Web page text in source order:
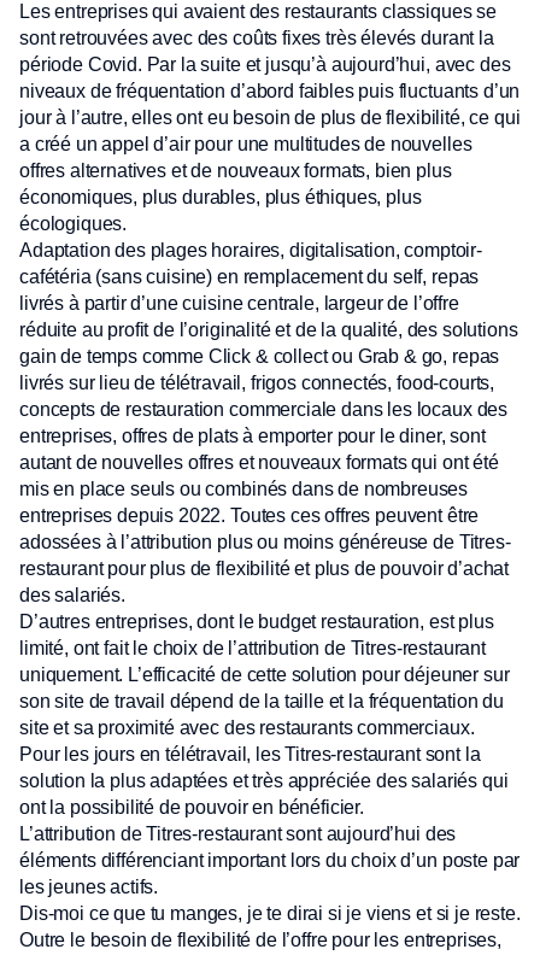
Les entreprises qui avaient des restaurants classiques se
sont retrouvées avec des coûts fixes très élevés durant la
période Covid. Par la suite et jusqu’à aujourd’hui, avec des
niveaux de fréquentation d’abord faibles puis fluctuants d’un
jour à l’autre, elles ont eu besoin de plus de flexibilité, ce qui
a créé un appel d’air pour une multitudes de nouvelles
offres alternatives et de nouveaux formats, bien plus
économiques, plus durables, plus éthiques, plus
écologiques.
Adaptation des plages horaires, digitalisation, comptoir-
cafétéria (sans cuisine) en remplacement du self, repas
livrés à partir d’une cuisine centrale, largeur de l’offre
réduite au profit de l’originalité et de la qualité, des solutions
gain de temps comme Click & collect ou Grab & go, repas
livrés sur lieu de télétravail, frigos connectés, food-courts,
concepts de restauration commerciale dans les locaux des
entreprises, offres de plats à emporter pour le diner, sont
autant de nouvelles offres et nouveaux formats qui ont été
mis en place seuls ou combinés dans de nombreuses
entreprises depuis 2022. Toutes ces offres peuvent être
adossées à l’attribution plus ou moins généreuse de Titres-
restaurant pour plus de flexibilité et plus de pouvoir d’achat
des salariés.
D’autres entreprises, dont le budget restauration, est plus
limité, ont fait le choix de l’attribution de Titres-restaurant
uniquement. L’efficacité de cette solution pour déjeuner sur
son site de travail dépend de la taille et la fréquentation du
site et sa proximité avec des restaurants commerciaux.
Pour les jours en télétravail, les Titres-restaurant sont la
solution la plus adaptées et très appréciée des salariés qui
ont la possibilité de pouvoir en bénéficier.
L’attribution de Titres-restaurant sont aujourd’hui des
éléments différenciant important lors du choix d’un poste par
les jeunes actifs.
Dis-moi ce que tu manges, je te dirai si je viens et si je reste.
Outre le besoin de flexibilité de l’offre pour les entreprises,